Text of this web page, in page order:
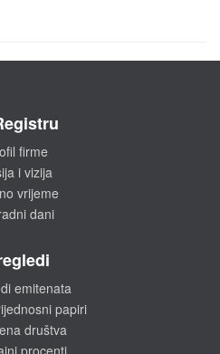
firme
i vizija
vrijeme
dani
emitenata
papiri
društva